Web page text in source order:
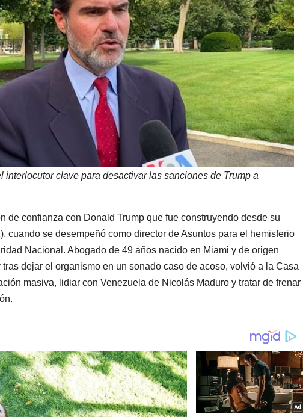
interlocutor clave para desactivar las sanciones de Trump a
de confianza con Donald Trump que fue construyendo desde su
cuando se desempeñó como director de Asuntos para el hemisferio
Nacional. Abogado de 49 años nacido en Miami y de origen
dejar el organismo en un sonado caso de acoso, volvió a la Casa
masiva, lidiar con Venezuela de Nicolás Maduro y tratar de frenar